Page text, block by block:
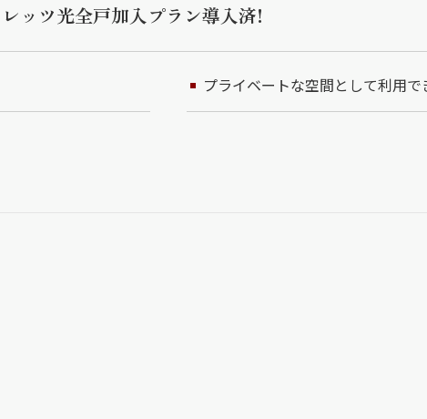
ッツ光全戸加入プラン導入済!
プライベートな空間として利用